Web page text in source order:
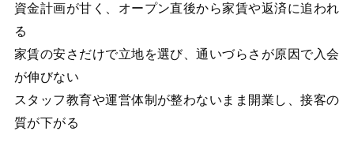
資金計画が甘く、オープン直後から家賃や返済に追われ
る
家賃の安さだけで立地を選び、通いづらさが原因で入会
が伸びない
スタッフ教育や運営体制が整わないまま開業し、接客の
質が下がる